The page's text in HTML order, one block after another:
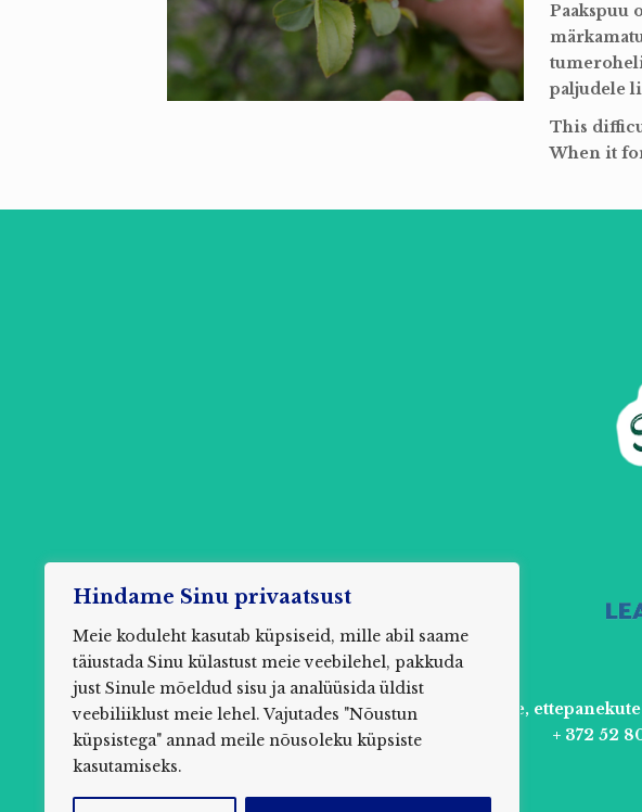
Hindame Sinu privaatsust
Meie koduleht kasutab küpsiseid, mille abil saame
täiustada Sinu külastust meie veebilehel, pakkuda
just Sinule mõeldud sisu ja analüüsida üldist
veebiliiklust meie lehel. Vajutades "Nõustun
küpsistega" annad meile nõusoleku küpsiste
kasutamiseks.
Paakspuu
paljudele
This
When it
Küsimuste,
+ 372 52